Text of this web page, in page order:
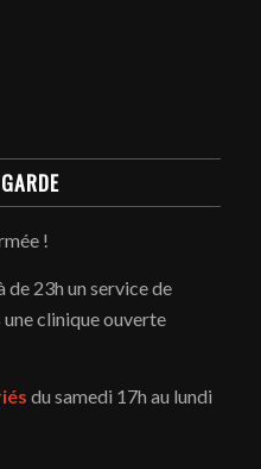
!
de 23h un service de
clinique ouverte
du samedi 17h au lundi